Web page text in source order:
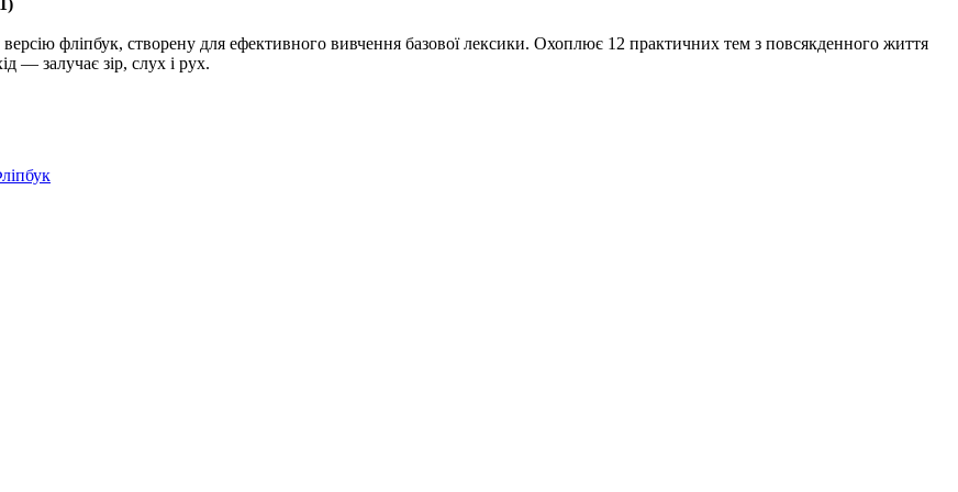
фліпбук, створену для ефективного вивчення базової лексики. Охоплює 12 практичних тем з повсякденного життя
— залучає зір, слух і рух.